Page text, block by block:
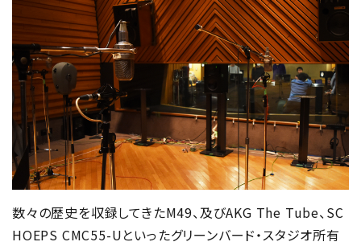
数々の歴史を収録してきたM49、及びAKG The Tube、SC
HOEPS CMC55-Uといったグリーンバード・スタジオ所有